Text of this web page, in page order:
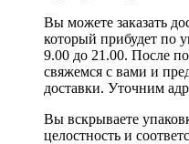
Вы можете заказать
который прибудет по
9.00 до 21.00. После
свяжемся с вами и
доставки. Уточним
Вы вскрываете
целостность и